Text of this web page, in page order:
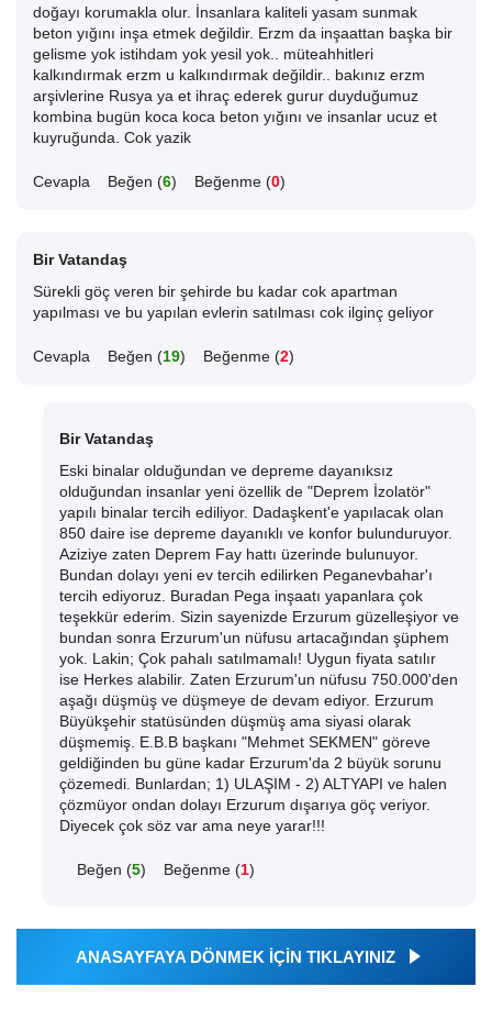
doğayı korumakla olur. İnsanlara kaliteli yasam sunmak
beton yığını inşa etmek değildir. Erzm da inşaattan başka bir
gelisme yok istihdam yok yesil yok.. müteahhitleri
kalkındırmak erzm u kalkındırmak değildir.. bakınız erzm
arşivlerine Rusya ya et ihraç ederek gurur duyduğumuz
kombina bugün koca koca beton yığını ve insanlar ucuz et
kuyruğunda. Cok yazik
Cevapla Beğen (6) Beğenme (0)
Bir Vatandaş
Sürekli göç veren bir şehirde bu kadar cok apartman
yapılması ve bu yapılan evlerin satılması cok ilginç geliyor
Cevapla Beğen (19) Beğenme (2)
Bir Vatandaş
Eski binalar olduğundan ve depreme dayanıksız
olduğundan insanlar yeni özellik de "Deprem İzolatör"
yapılı binalar tercih ediliyor. Dadaşkent'e yapılacak olan
850 daire ise depreme dayanıklı ve konfor bulunduruyor.
Aziziye zaten Deprem Fay hattı üzerinde bulunuyor.
Bundan dolayı yeni ev tercih edilirken Peganevbahar'ı
tercih ediyoruz. Buradan Pega inşaatı yapanlara çok
teşekkür ederim. Sizin sayenizde Erzurum güzelleşiyor ve
bundan sonra Erzurum'un nüfusu artacağından şüphem
yok. Lakin; Çok pahalı satılmamalı! Uygun fiyata satılır
ise Herkes alabilir. Zaten Erzurum'un nüfusu 750.000'den
aşağı düşmüş ve düşmeye de devam ediyor. Erzurum
Büyükşehir statüsünden düşmüş ama siyasi olarak
düşmemiş. E.B.B başkanı "Mehmet SEKMEN" göreve
geldiğinden bu güne kadar Erzurum'da 2 büyük sorunu
çözemedi. Bunlardan; 1) ULAŞIM - 2) ALTYAPI ve halen
çözmüyor ondan dolayı Erzurum dışarıya göç veriyor.
Diyecek çok söz var ama neye yarar!!!
Beğen (5) Beğenme (1)
ANASAYFAYA DÖNMEK İÇİN TIKLAYINIZ